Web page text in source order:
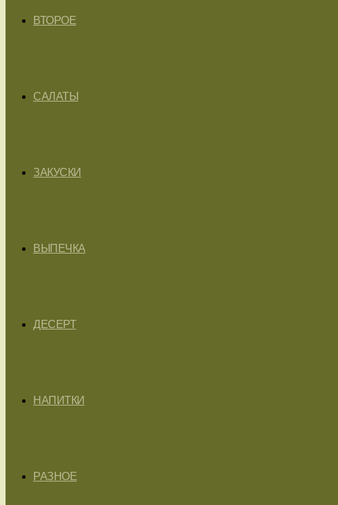
ВТОРОЕ
САЛАТЫ
ЗАКУСКИ
ВЫПЕЧКА
ДЕСЕРТ
НАПИТКИ
РАЗНОЕ